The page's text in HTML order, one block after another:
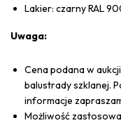
Lakier: czarny RAL
Uwaga:
Cena podana w
balustrady szklanej.
informacje
Możliwość